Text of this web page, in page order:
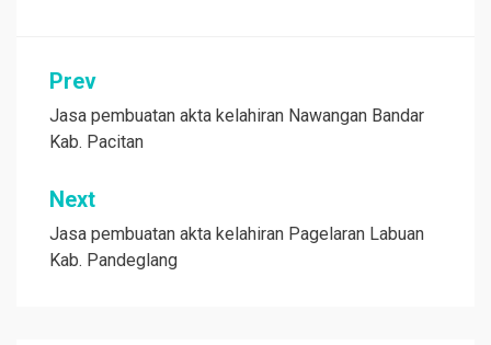
Post
navigation
Prev
Jasa pembuatan akta kelahiran Nawangan Bandar
Kab. Pacitan
Next
Jasa pembuatan akta kelahiran Pagelaran Labuan
Kab. Pandeglang